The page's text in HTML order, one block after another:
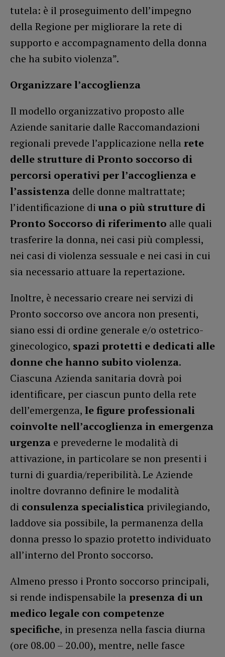
tutela: è il proseguimento dell’impegno
della Regione per migliorare la rete di
supporto e accompagnamento della donna
che ha subito violenza”.
Organizzare l’accoglienza
Il modello organizzativo proposto alle
Aziende sanitarie dalle Raccomandazioni
regionali prevede l’applicazione nella rete
delle strutture di Pronto soccorso di
percorsi operativi per l’accoglienza e
l’assistenza delle donne maltrattate;
l’identificazione di una o più strutture di
Pronto Soccorso di riferimento alle quali
trasferire la donna, nei casi più complessi,
nei casi di violenza sessuale e nei casi in cui
sia necessario attuare la repertazione.
Inoltre, è necessario creare nei servizi di
Pronto soccorso ove ancora non presenti,
siano essi di ordine generale e/o ostetrico-
ginecologico, spazi protetti e dedicati alle
donne che hanno subito violenza.
Ciascuna Azienda sanitaria dovrà poi
identificare, per ciascun punto della rete
dell’emergenza, le figure professionali
coinvolte nell’accoglienza in emergenza
urgenza e prevederne le modalità di
attivazione, in particolare se non presenti i
turni di guardia/reperibilità. Le Aziende
inoltre dovranno definire le modalità
di consulenza specialistica privilegiando,
laddove sia possibile, la permanenza della
donna presso lo spazio protetto individuato
all’interno del Pronto soccorso.
Almeno presso i Pronto soccorso principali,
si rende indispensabile la presenza di un
medico legale con competenze
specifiche, in presenza nella fascia diurna
(ore 08.00 – 20.00), mentre, nelle fasce